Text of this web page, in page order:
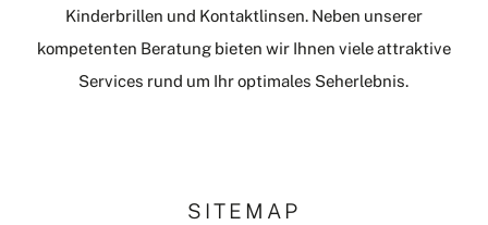
Kinderbrillen und Kontaktlinsen. Neben unserer
kompetenten Beratung bieten wir Ihnen viele attraktive
Services rund um Ihr optimales Seherlebnis.
SITEMAP